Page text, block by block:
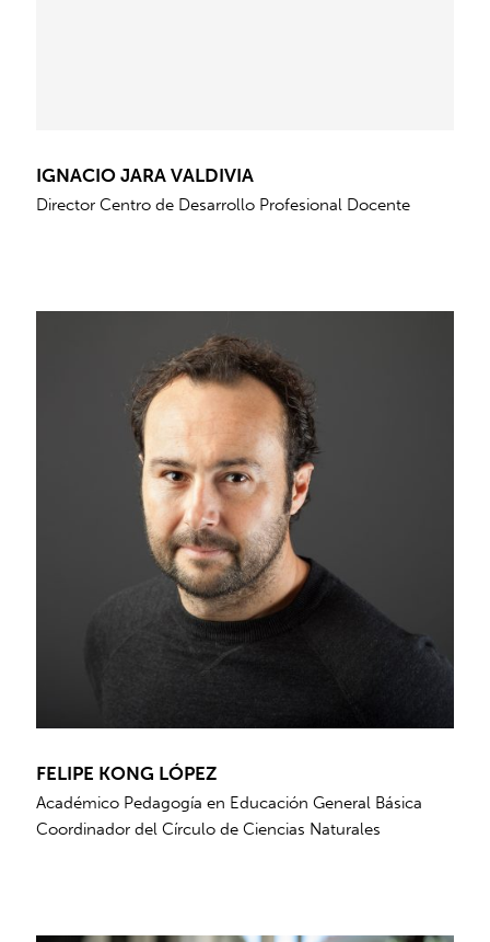
IGNACIO JARA VALDIVIA
Director Centro de Desarrollo Profesional Docente
FELIPE KONG LÓPEZ
Académico Pedagogía en Educación General Básica
Coordinador del Círculo de Ciencias Naturales